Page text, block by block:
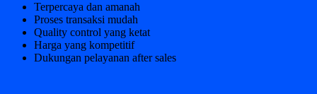
Terpercaya dan amanah
Proses transaksi mudah
Quality control yang ketat
Harga yang kompetitif
Dukungan pelayanan after sales